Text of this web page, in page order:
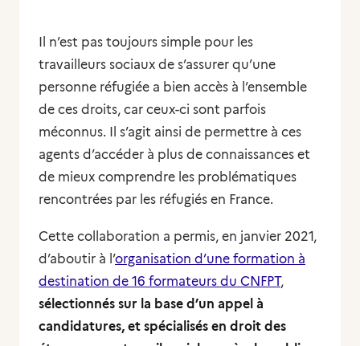
Il n’est pas toujours simple pour les
travailleurs sociaux de s’assurer qu’une
personne réfugiée a bien accès à l’ensemble
de ces droits, car ceux-ci sont parfois
méconnus. Il s’agit ainsi de permettre à ces
agents d’accéder à plus de connaissances et
de mieux comprendre les problématiques
rencontrées par les réfugiés en France.
Cette collaboration a permis, en janvier 2021,
d’aboutir à l’organisation d’une formation à
destination de 16 formateurs du CNFPT,
sélectionnés sur la base d’un appel à
candidatures, et spécialisés en droit des